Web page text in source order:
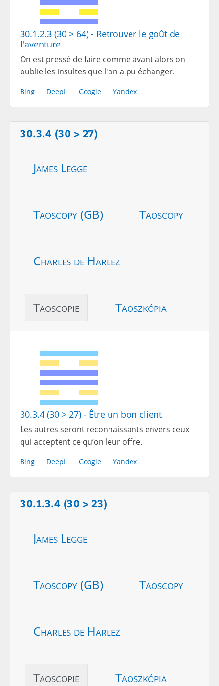
30.1.2.3 (30 > 64) - Retrouver le goût de
l'aventure
On est pressé de faire comme avant alors on
oublie les insultes que l'on a pu échanger.
Bing DeepL Google Yandex
30.3.4 (30 > 27)
James Legge
Taoscopy (GB) Taoscopy
Charles de Harlez
Taoscopie Taoszkópia
30.3.4 (30 > 27) - Être un bon client
Les autres seront reconnaissants envers ceux
qui acceptent ce qu’on leur offre.
Bing DeepL Google Yandex
30.1.3.4 (30 > 23)
James Legge
Taoscopy (GB) Taoscopy
Charles de Harlez
Taoscopie Taoszkópia